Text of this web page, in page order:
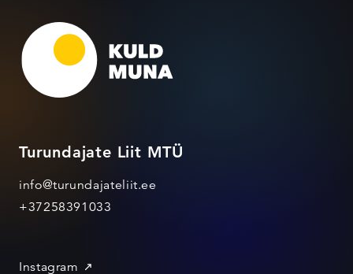
Turundajate Liit MTÜ
info@turundajateliit.ee
+37258391033
Instagram